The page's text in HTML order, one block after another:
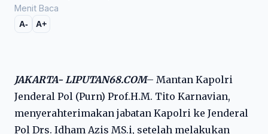
Menit Baca
A- A+
JAKARTA- LIPUTAN68.COM– Mantan Kapolri
Jenderal Pol (Purn) Prof.H.M. Tito Karnavian,
menyerahterimakan jabatan Kapolri ke Jenderal
Pol Drs. Idham Azis MS.i, setelah melakukan